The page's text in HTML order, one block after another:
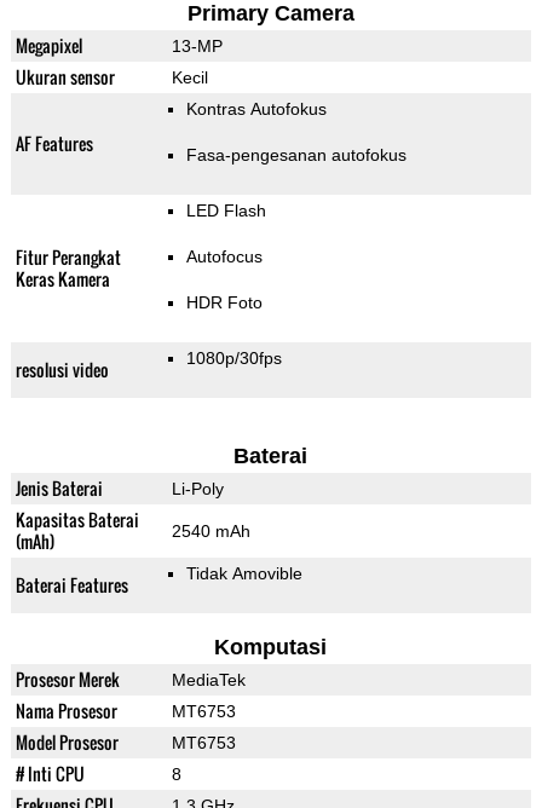
Primary Camera
Megapixel 13-MP
Ukuran sensor Kecil
AF Features
Kontras Autofokus
Fasa-pengesanan autofokus
Fitur Perangkat
Keras Kamera
LED Flash
Autofocus
HDR Foto
resolusi video 1080p/30fps
Baterai
Jenis Baterai Li-Poly
Kapasitas Baterai
(mAh)
2540 mAh
Baterai Features Tidak Amovible
Komputasi
Prosesor Merek MediaTek
Nama Prosesor MT6753
Model Prosesor MT6753
# Inti CPU 8